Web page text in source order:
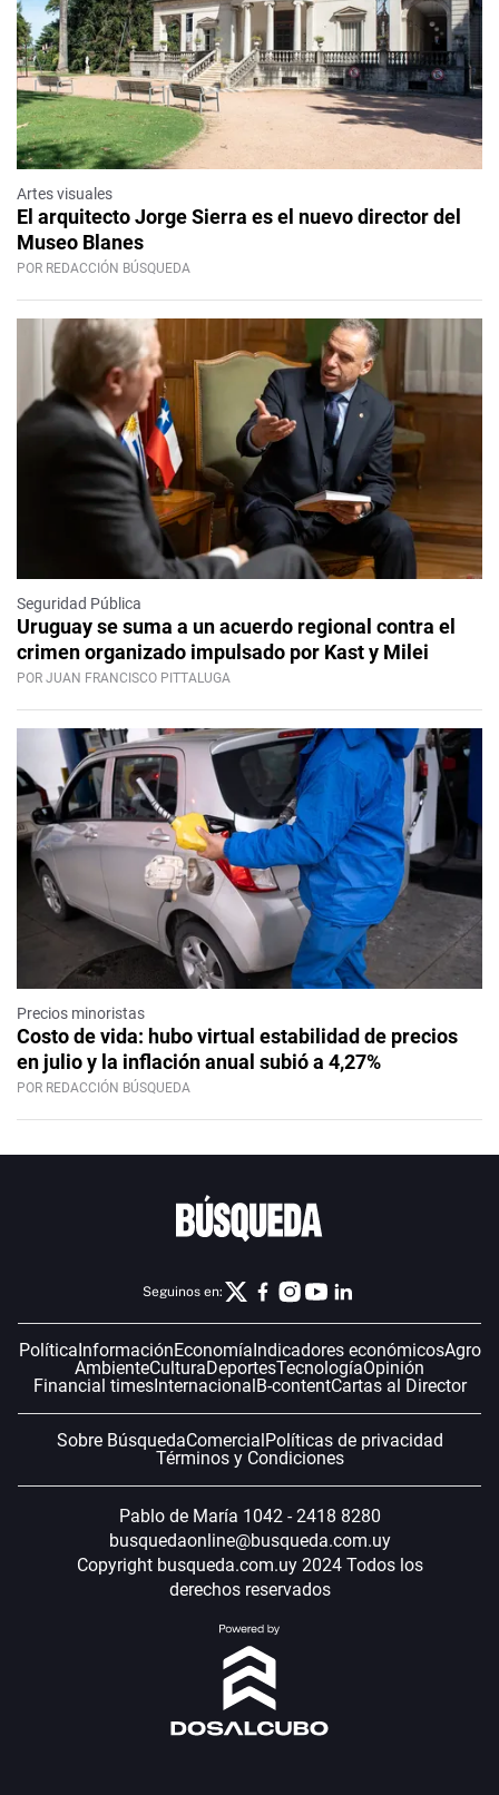
Artes visuales
El arquitecto Jorge Sierra es el nuevo director del
Museo Blanes
POR REDACCIÓN BÚSQUEDA
Seguridad Pública
Uruguay se suma a un acuerdo regional contra el
crimen organizado impulsado por Kast y Milei
POR JUAN FRANCISCO PITTALUGA
Precios minoristas
Costo de vida: hubo virtual estabilidad de precios
en julio y la inflación anual subió a 4,27%
POR REDACCIÓN BÚSQUEDA
Seguinos en:
PolíticaInformaciónEconomíaIndicadores económicosAgro
AmbienteCulturaDeportesTecnologíaOpinión
Financial timesInternacionalB-contentCartas al Director
Sobre BúsquedaComercialPolíticas de privacidad
Términos y Condiciones
Pablo de María 1042 - 2418 8280
busquedaonline@busqueda.com.uy
Copyright busqueda.com.uy 2024 Todos los
derechos reservados